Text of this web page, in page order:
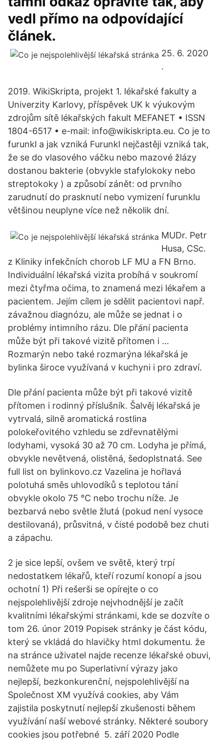
vedl přímo na odpovídající
článek.
25. 6. 2020
.
2019. WikiSkripta, projekt 1. lékařské fakulty a
Univerzity Karlovy, příspěvek UK k výukovým
zdrojům sítě lékařských fakult MEFANET • ISSN
1804-6517 • e-mail: info@wikiskripta.eu. Co je to
furunkl a jak vzniká Furunkl nejčastěji vzniká tak,
že se do vlasového váčku nebo mazové žlázy
dostanou bakterie (obvykle stafylokoky nebo
streptokoky ) a způsobí zánět: od prvního
zarudnutí do prasknutí nebo vymizení furunklu
většinou neuplyne více než několik dní.
MUDr. Petr
Husa, CSc.
z Kliniky infekčních chorob LF MU a FN Brno.
Individuální lékařská vizita probíhá v soukromí
mezi čtyřma očima, to znamená mezi lékařem a
pacientem. Jejím cílem je sdělit pacientovi např.
závažnou diagnózu, ale může se jednat i o
problémy intimního rázu. Dle přání pacienta
může být při takové vizitě přítomen i …
Rozmarýn nebo také rozmarýna lékařská je
bylinka široce využívaná v kuchyni i pro zdraví.
Dle přání pacienta může být při takové vizitě
přítomen i rodinný příslušník. Šalvěj lékařská je
vytrvalá, silně aromatická rostlina
polokeřovitého vzhledu se zdřevnatělými
lodyhami, vysoká 30 až 70 cm. Lodyha je přímá,
obvykle nevětvená, olistěná, šedoplstnatá. See
full list on bylinkovo.cz Vazelina je hořlavá
polotuhá směs uhlovodíků s teplotou tání
obvykle okolo 75 °C nebo trochu níže. Je
bezbarvá nebo světle žlutá (pokud není vysoce
destilovaná), průsvitná, v čisté podobě bez chuti
a zápachu.
2 je sice lepší, ovšem ve světě, který trpí
nedostatkem lékařů, kteří rozumí konopí a jsou
ochotní 1) Při rešerši se opírejte o co
nejspolehlivější zdroje nejvhodnější je začít
kvalitními lékařskými stránkami, kde se dozvíte o
tom 26. únor 2019 Popisek stránky je část kódu,
který se vkládá do hlavičky html dokumentu. že
na stránce uživatel najde recenze lékařské obuvi,
nemůžete mu po Superlativní výrazy jako
nejlepší, bezkonkurenční, nejspolehlivější na
Společnost XM využívá cookies, aby Vám
zajistila poskytnutí nejlepší zkušenosti během
využívání naší webové stránky. Některé soubory
cookies jsou potřebné 5. září 2020 Podle